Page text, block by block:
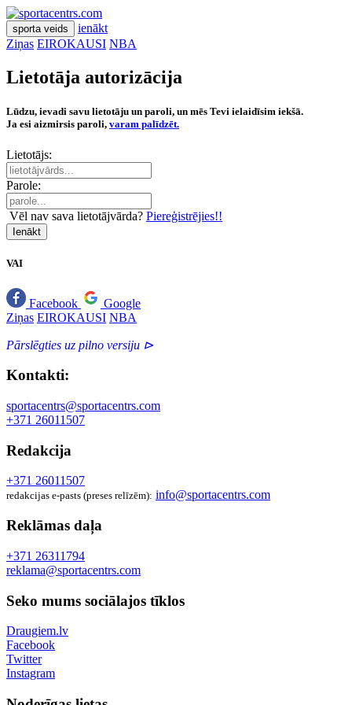
sporta veids
ienākt
Ziņas EIROKAUSI NBA
Lietotāja autorizācija
Lūdzu, ievadi savu lietotāju un paroli, un mēs Tevi ielaidīsim iekšā.
Ja esi aizmirsis paroli, varam palīdzēt.
Lietotājs:
Parole:
Vēl nav sava lietotājvārda? Piereģistrējies!!
Ienākt
VAI
Facebook
Google
Ziņas EIROKAUSI NBA
Pārslēgties uz pilno versiju ⊳
Kontakti:
sportacentrs@sportacentrs.com
+371 26011507
Redakcija
+371 26011507
redakcijas e-pasts (preses relīzēm): info@sportacentrs.com
Reklāmas daļa
+371 26311794
reklama@sportacentrs.com
Seko mums sociālajos tīklos
Draugiem.lv
Facebook
Twitter
Instagram